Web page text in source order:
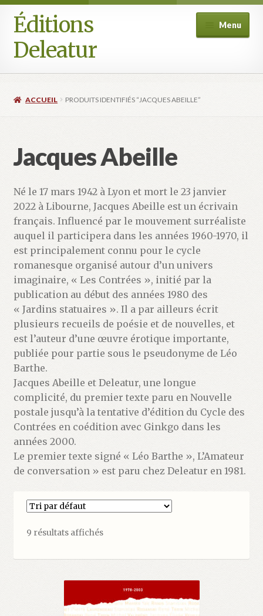
Aller
à
Aller
au
contenu
Éditions
Deleatur
Menu
Festival One Minute Film international de Champcella
Mon compte
Panier
Validation de la commande
ACCUEIL PRODUITS IDENTIFIÉS “JACQUES ABEILLE”
Jacques Abeille
Né le 17 mars 1942 à Lyon et mort le 23 janvier
2022 à Libourne, Jacques Abeille est un écrivain
français. Influencé par le mouvement surréaliste
auquel il participera dans les années 1960-1970, il
est principalement connu pour le cycle
romanesque organisé autour d’un univers
imaginaire, « Les Contrées », initié par la
publication au début des années 1980 des
« Jardins statuaires ». Il a par ailleurs écrit
plusieurs recueils de poésie et de nouvelles, et
est l’auteur d’une œuvre érotique importante,
publiée pour partie sous le pseudonyme de Léo
Barthe.
Jacques Abeille et Deleatur, une longue
complicité, du premier texte paru en Nouvelle
postale jusqu’à la tentative d’édition du Cycle des
Contrées en coédition avec Ginkgo dans les
années 2000.
Le premier texte signé « Léo Barthe », L’Amateur
de conversation » est paru chez Deleatur en 1981.
9 résultats affichés